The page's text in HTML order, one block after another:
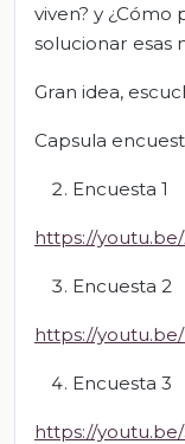
viven? y
solucionar esas
Gran idea,
Capsula
Encuesta 1
https://
Encuesta 2
https://youtu.be/
Encuesta 3
https://